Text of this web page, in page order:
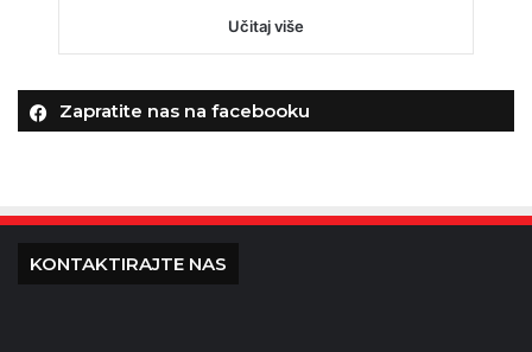
Učitaj više
Zapratite nas na facebooku
KONTAKTIRAJTE NAS